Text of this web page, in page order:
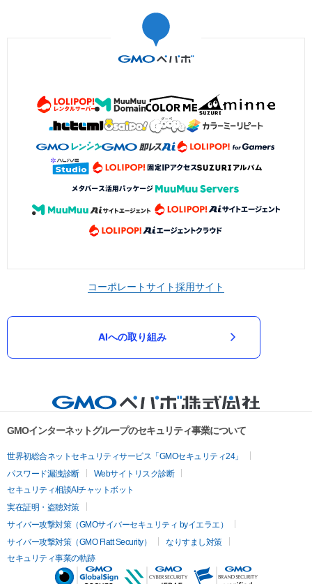
コーポレートサイト採用サイト
AIへの取り組み
GMOインターネットグループのセキュリティ事業について
世界初総合ネットセキュリティサービス「GMOセキュリティ24」
パスワード漏洩診断
Webサイトリスク診断
セキュリティ相談AIチャットボット
実在証明・盗聴対策
サイバー攻撃対策（GMOサイバーセキュリティ byイエラエ）
サイバー攻撃対策（GMO Flatt Security）
なりすまし対策
セキュリティ事業の軌跡